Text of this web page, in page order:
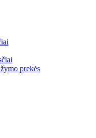
prekės